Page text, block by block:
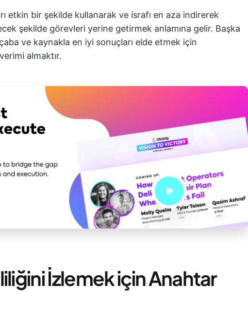
etkin bir şekilde kullanarak ve israfı en aza indirerek
şekilde görevleri yerine getirmek anlamına gelir. Başka
ve kaynakla en iyi sonuçları elde etmek için
almaktır.
İzlemek için Anahtar